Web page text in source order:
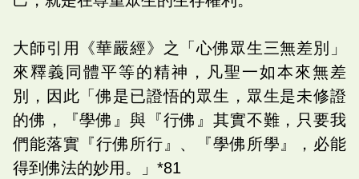
大師引用《華嚴經》之「心佛眾生三無差別」
來釋義同體平等的精神，凡聖一如本來無差
別，因此「佛是已證悟的眾生，眾生是未修證
的佛，『學佛』與『行佛』其實不難，只要我
們能落實『行佛所行』、『學佛所學』，必能
得到佛法的妙用。」*81